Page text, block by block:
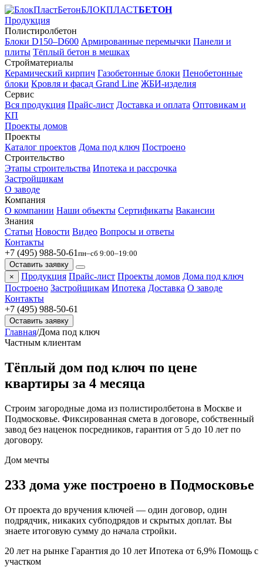
БЛОКПЛАСТБЕТОН
Продукция
Полистиролбетон
Блоки D150–D600 Армированные перемычки Панели и
плиты Тёплый бетон в мешках
Стройматериалы
Керамический кирпич Газобетонные блоки Пенобетонные
блоки Кровля и фасад Grand Line ЖБИ-изделия
Сервис
Вся продукция Прайс-лист Доставка и оплата Оптовикам и
КП
Проекты домов
Проекты
Каталог проектов Дома под ключ Построено
Строительство
Этапы строительства Ипотека и рассрочка
Застройщикам
О заводе
Компания
О компании Наши объекты Сертификаты Вакансии
Знания
Статьи Новости Видео Вопросы и ответы
Контакты
+7 (495) 988-50-61 пн–сб 9:00–19:00
Оставить заявку
×
Продукция Прайс-лист Проекты домов Дома под ключ
Построено Застройщикам Ипотека Доставка О заводе
Контакты
+7 (495) 988-50-61
Оставить заявку
Главная/Дома под ключ
Частным клиентам
Тёплый дом под ключ по цене
квартиры за 4 месяца
Строим загородные дома из полистиролбетона в Москве и
Подмосковье. Фиксированная смета в договоре, собственный
завод без наценок посредников, гарантия от 5 до 10 лет по
договору.
Дом мечты
233 дома уже построено в Подмосковье
От проекта до вручения ключей — один договор, один
подрядчик, никаких субподрядов и скрытых доплат. Вы
знаете итоговую сумму до начала стройки.
20 лет на рынке Гарантия до 10 лет Ипотека от 6,9% Помощь с
участком